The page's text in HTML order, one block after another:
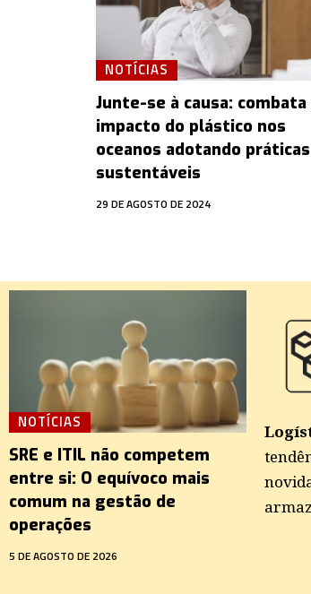
NOTÍCIAS
Junte-se à causa: combata
impacto do plástico nos
oceanos adotando práticas
sustentáveis
29 DE AGOSTO DE 2024
NOTÍCIAS
SRE e ITIL não competem
entre si: O equívoco mais
comum na gestão de
operações
5 DE AGOSTO DE 2026